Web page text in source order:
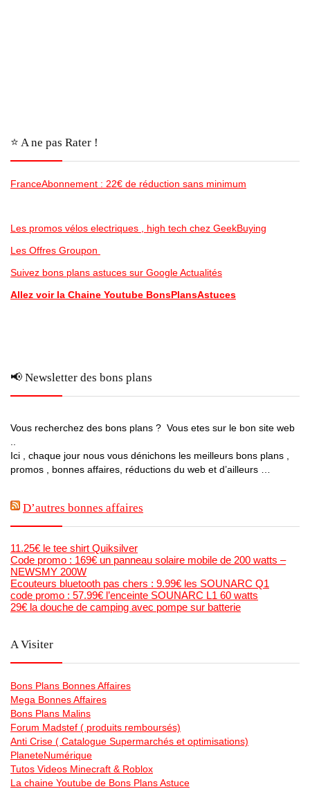
⭐️ A ne pas Rater !
FranceAbonnement : 22€ de réduction sans minimum
Les promos vélos electriques , high tech chez GeekBuying
Les Offres Groupon
Suivez bons plans astuces sur Google Actualités
Allez voir la Chaine Youtube BonsPlansAstuces
📢 Newsletter des bons plans
Vous recherchez des bons plans ? Vous etes sur le bon site web
Ici , chaque jour nous vous dénichons les meilleurs bons plans ,
promos , bonnes affaires, réductions du web et d’ailleurs …
D’autres bonnes affaires
11.25€ le tee shirt Quiksilver
Code promo : 169€ un panneau solaire mobile de 200 watts –
NEWSMY 200W
Ecouteurs bluetooth pas chers : 9.99€ les SOUNARC Q1
code promo : 57.99€ l’enceinte SOUNARC L1 60 watts
29€ la douche de camping avec pompe sur batterie
A Visiter
Bons Plans Bonnes Affaires
Mega Bonnes Affaires
Bons Plans Malins
Forum Madstef ( produits remboursés)
Anti Crise ( Catalogue Supermarchés et optimisations)
PlaneteNumérique
Tutos Videos Minecraft & Roblox
La chaine Youtube de Bons Plans Astuce